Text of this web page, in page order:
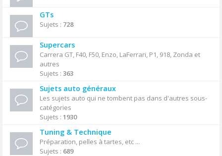
GTs
Sujets : 728
Supercars
Carrera GT, F40, F50, Enzo, LaFerrari, P1, 918, Zonda et
autres
Sujets : 363
Sujets auto généraux
Les sujets auto qui ne tombent pas dans d'autres sous-
catégories
Sujets : 1930
Tuning & Technique
Préparation, pelles à tartes, etc ...
Sujets : 689